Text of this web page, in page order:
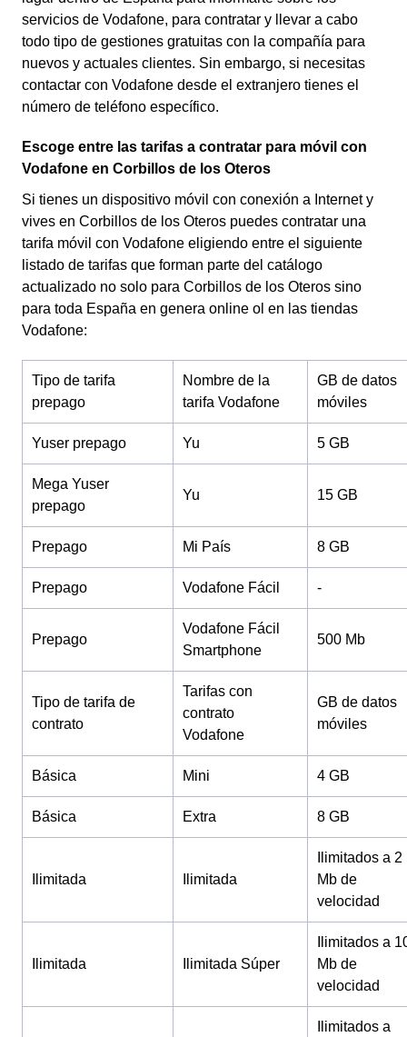
servicios de Vodafone, para contratar y llevar a cabo
todo tipo de gestiones gratuitas con la compañía para
nuevos y actuales clientes. Sin embargo, si necesitas
contactar con Vodafone desde el extranjero tienes el
número de teléfono específico.
Escoge entre las tarifas a contratar para móvil con
Vodafone en Corbillos de los Oteros
Si tienes un dispositivo móvil con conexión a Internet y
vives en Corbillos de los Oteros puedes contratar una
tarifa móvil con Vodafone eligiendo entre el siguiente
listado de tarifas que forman parte del catálogo
actualizado no solo para Corbillos de los Oteros sino
para toda España en genera online ol en las tiendas
Vodafone:
Tipo de tarifa
prepago
Nombre de la
tarifa Vodafone
GB de datos
móviles
Yuser prepago Yu 5 GB
Mega Yuser
prepago
Yu 15 GB
Prepago Mi País 8 GB
Prepago Vodafone Fácil -
Prepago
Vodafone Fácil
Smartphone
500 Mb
Tipo de tarifa de
contrato
Tarifas con
contrato
Vodafone
GB de datos
móviles
Básica Mini 4 GB
Básica Extra 8 GB
Ilimitada Ilimitada
Ilimitados a 2
Mb de
velocidad
Ilimitada Ilimitada Súper
Ilimitados a
Mb de
velocidad
Ilimitados a